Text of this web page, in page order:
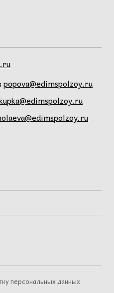
popova@edimspolzoy.ru
персональных данных